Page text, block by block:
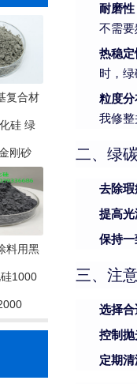
复合材
硅 绿
刚砂
料用黑
1000
耐磨性
不需
热稳
时，
粒度
我修
二、绿
去除
提高
保持
三、注
选择
控制
定期